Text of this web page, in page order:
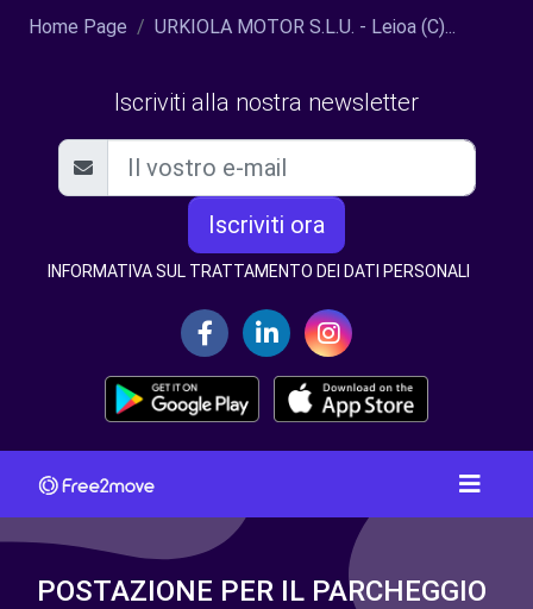
Home Page URKIOLA MOTOR S.L.U. - Leioa (C)...
Iscriviti alla nostra newsletter
Iscriviti ora
INFORMATIVA SUL TRATTAMENTO DEI DATI PERSONALI
POSTAZIONE PER IL PARCHEGGIO